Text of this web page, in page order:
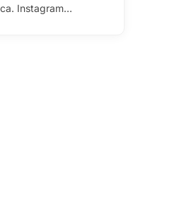
Instagram…